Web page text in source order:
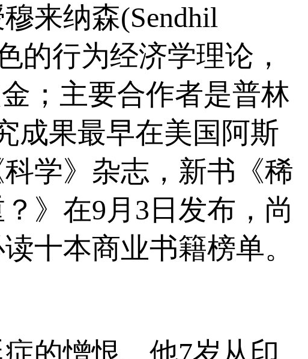
来纳森(Sendhil
行为经济学理论，
；主要合作者是普林
成果最早在美国阿斯
学》杂志，新书《稀
》在9月3日发布，尚
十本商业书籍榜单。
的憎恨。他7岁从印